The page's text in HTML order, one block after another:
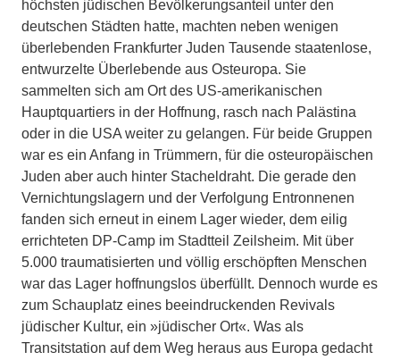
höchsten jüdischen Bevölkerungsanteil unter den
deutschen Städten hatte, machten neben wenigen
überlebenden Frankfurter Juden Tausende staatenlose,
entwurzelte Überlebende aus Osteuropa. Sie
sammelten sich am Ort des US-amerikanischen
Hauptquartiers in der Hoffnung, rasch nach Palästina
oder in die USA weiter zu gelangen. Für beide Gruppen
war es ein Anfang in Trümmern, für die osteuropäischen
Juden aber auch hinter Stacheldraht. Die gerade den
Vernichtungslagern und der Verfolgung Entronnenen
fanden sich erneut in einem Lager wieder, dem eilig
errichteten DP-Camp im Stadtteil Zeilsheim. Mit über
5.000 traumatisierten und völlig erschöpften Menschen
war das Lager hoffnungslos überfüllt. Dennoch wurde es
zum Schauplatz eines beeindruckenden Revivals
jüdischer Kultur, ein »jüdischer Ort«. Was als
Transitstation auf dem Weg heraus aus Europa gedacht